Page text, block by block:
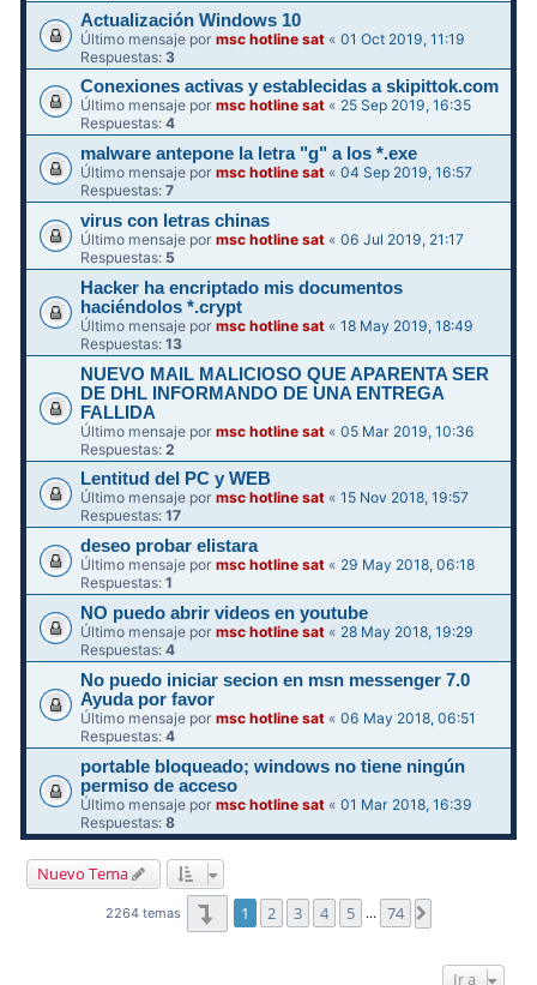
Actualización Windows 10
Último mensaje pormsc hotline sat «01 Oct 2019, 11:19
Respuestas: 3
Conexiones activas y establecidas a skipittok.com
Último mensaje pormsc hotline sat « 25 Sep 2019, 16:35
Respuestas:4
malware antepone la letra "g" a los *.exe
Último mensaje pormsc hotline sat «04 Sep 2019, 16:57
Respuestas:7
virus con letras chinas
Último mensaje pormsc hotline sat «06 Jul 2019, 21:17
Respuestas: 5
Hacker ha encriptado mis documentos
haciéndolos *.crypt
Último mensaje pormsc hotline sat «18 May 2019, 18:49
Respuestas:13
NUEVO MAIL MALICIOSO QUE APARENTA SER
DE DHL INFORMANDO DE UNA ENTREGA
FALLIDA
Último mensaje pormsc hotline sat «05 Mar 2019, 10:36
Respuestas:2
Lentitud del PC y WEB
Último mensaje pormsc hotline sat «15 Nov 2018, 19:57
Respuestas:17
deseo probar elistara
Último mensaje pormsc hotline sat « 29 May 2018, 06:18
Respuestas:1
NO puedo abrir videos en youtube
Último mensaje pormsc hotline sat « 28 May 2018, 19:29
Respuestas:4
No puedo iniciar secion en msn messenger 7.0
Ayuda por favor
Último mensaje pormsc hotline sat «06 May 2018, 06:51
Respuestas:4
portable bloqueado; windows no tiene ningún
permiso de acceso
Último mensaje pormsc hotline sat «01 Mar 2018, 16:39
Respuestas:8
Nuevo Tema
2264 temas Página1 de 74
1 2 3 4 5 … 74
Ir a